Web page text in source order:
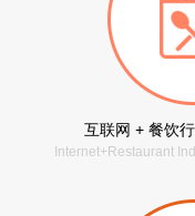
互联网 + 餐饮
Internet+Restaurant